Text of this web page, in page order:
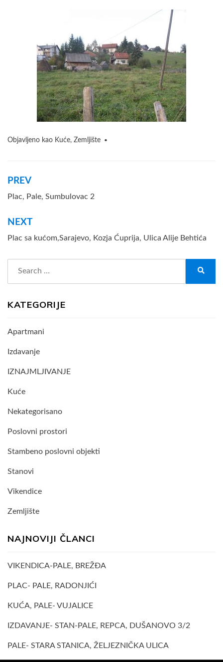
Objavljeno kao Kuće, Zemljište
Navigacija
članaka
PREV
Plac, Pale, Sumbulovac 2
NEXT
Plac sa kućom,Sarajevo, Kozja Ćuprija, Ulica Alije Behtića
KATEGORIJE
Apartmani
Izdavanje
IZNAJMLJIVANJE
Kuće
Nekategorisano
Poslovni prostori
Stambeno poslovni objekti
Stanovi
Vikendice
Zemljište
NAJNOVIJI ČLANCI
VIKENDICA-PALE, BREŽĐA
PLAC- PALE, RADONJIĆI
KUĆA, PALE- VUJALICE
IZDAVANJE- STAN-PALE, REPCA, DUŠANOVO 3/2
PALE- STARA STANICA, ŽELJEZNIČKA ULICA